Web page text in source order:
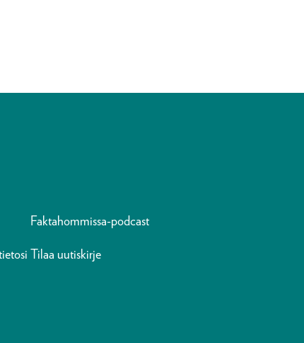
Faktahommissa-podcast
Tilaa uutiskirje